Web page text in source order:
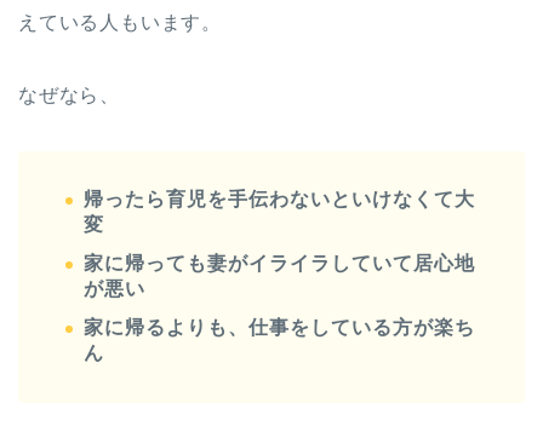
えている人もいます。
なぜなら、
帰ったら育児を手伝わないといけなくて大
変
家に帰っても妻がイライラしていて居心地
が悪い
家に帰るよりも、仕事をしている方が楽ち
ん